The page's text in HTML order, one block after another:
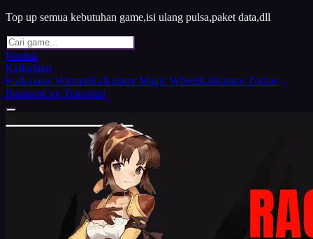
Top up semua kebutuhan game,isi ulang pulsa,paket data,dll
Produk
Kalkulator
Kalkulator WinrateKalkulator Magic WheelKalkulator Zodiac
BantuanCek Transaksi